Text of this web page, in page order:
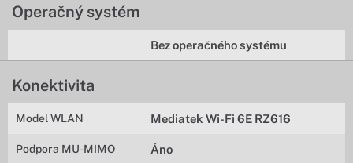
Operačný systém
Bez operačného systému
Konektivita
Model WLAN Mediatek Wi-Fi 6E RZ616
Podpora MU-MIMO Áno